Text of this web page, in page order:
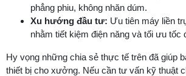
phẳng phiu, không nhăn dúm.
Xu hướng đầu tư: Ưu tiên máy liền
nhằm tiết kiệm điện năng và tối ưu tốc
Hy vọng những chia sẻ thực tế trên đã giúp
thiết bị cho xưởng. Nếu cần tư vấn kỹ thuật